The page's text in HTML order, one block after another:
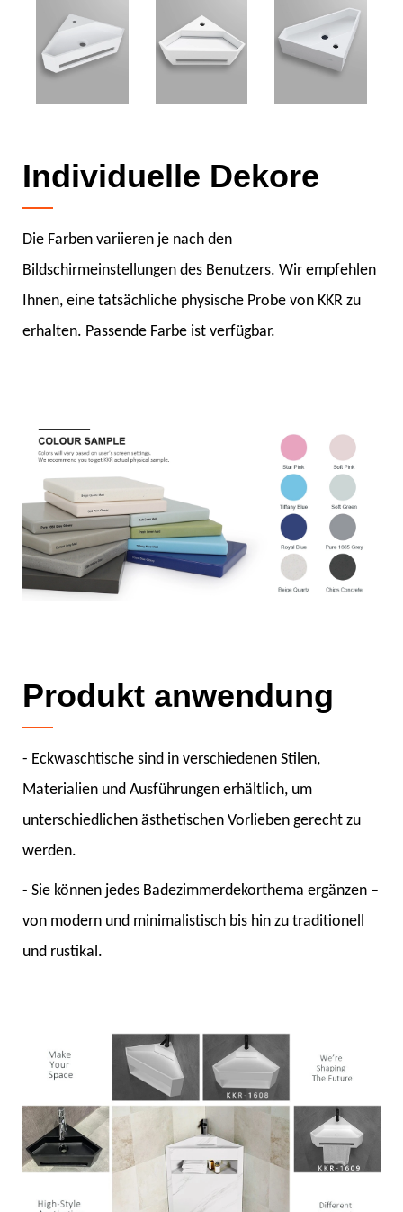
Individuelle Dekore
Die Farben variieren je nach den
Bildschirmeinstellungen des Benutzers. Wir empfehlen
Ihnen, eine tatsächliche physische Probe von KKR zu
erhalten. Passende Farbe ist verfügbar.
Produkt anwendung
- Eckwaschtische sind in verschiedenen Stilen,
Materialien und Ausführungen erhältlich, um
unterschiedlichen ästhetischen Vorlieben gerecht zu
werden.
- Sie können jedes Badezimmerdekorthema ergänzen –
von modern und minimalistisch bis hin zu traditionell
und rustikal.